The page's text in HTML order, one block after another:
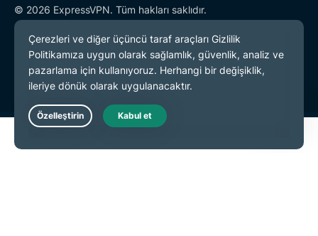
© 2026 ExpressVPN. Tüm hakları saklıdır.
Gizlilik Politikası
Hizmet Koşulları
Çerez Tercihleri